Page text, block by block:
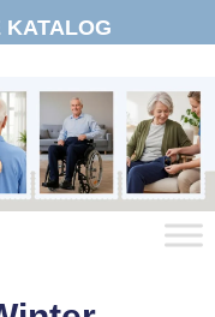
KATALOG